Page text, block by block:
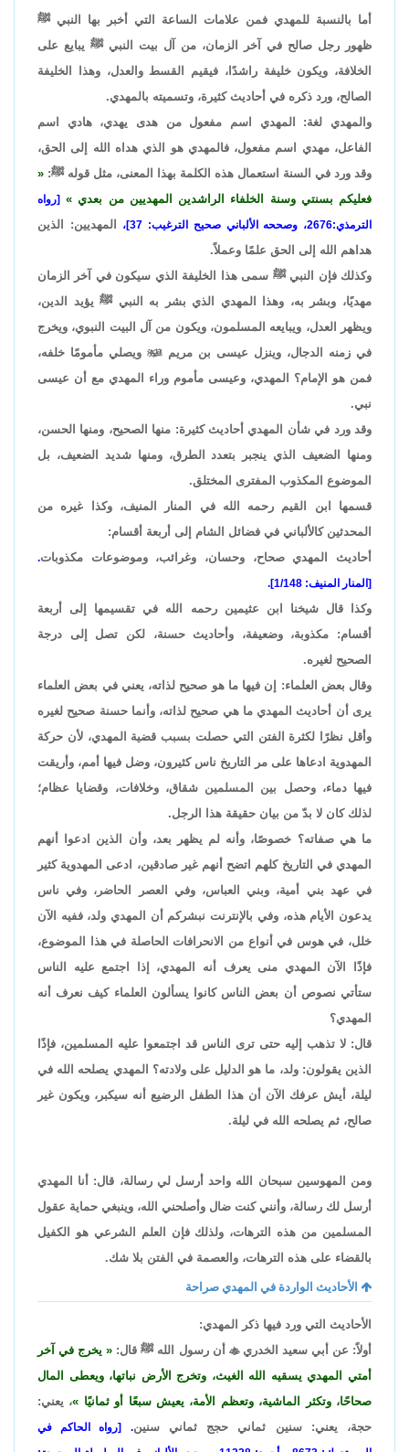
أما بالنسبة للمهدي فمن علامات الساعة التي أخبر بها النبي ﷺ
ظهور رجل صالح في آخر الزمان، من آل بيت النبي ﷺ يبايع على
الخلافة، ويكون خليفة راشدًا، فيقيم القسط والعدل، وهذا الخليفة
الصالح، ورد ذكره في أحاديث كثيرة، وتسميته بالمهدي.
والمهدي لغة: المهدي اسم مفعول من هدى يهدي، هادي اسم
الفاعل، مهدي اسم مفعول، فالمهدي هو الذي هداه الله إلى الحق،
وقد ورد في السنة استعمال هذه الكلمة بهذا المعنى، مثل قوله ﷺ:
فعليكم بسنتي وسنة الخلفاء الراشدين المهديين من بعدي
[رواه
الترمذي:2676، وصححه الألباني صحيح الترغيب: 37]،
المهديين: الذين
هداهم الله إلى الحق علمًا وعملاً.
وكذلك فإن النبي ﷺ سمى هذا الخليفة الذي سيكون في آخر الزمان
مهديًا، وبشر به، وهذا المهدي الذي بشر به النبي ﷺ يؤيد الدين،
ويظهر العدل، ويبايعه المسلمون، ويكون من آل البيت النبوي، ويخرج
في زمنه الدجال، وينزل عيسى بن مريم  ويصلي مأمومًا خلفه،
فمن هو الإمام؟ المهدي، وعيسى مأموم وراء المهدي مع أن عيسى
نبي.
وقد ورد في شأن المهدي أحاديث كثيرة: منها الصحيح، ومنها الحسن،
ومنها الضعيف الذي ينجبر بتعدد الطرق، ومنها شديد الضعيف، بل
الموضوع المكذوب المفترى المختلق.
قسمها ابن القيم رحمه الله في المنار المنيف، وكذا غيره من
المحدثين كالألباني في فضائل الشام إلى أربعة أقسام:
أحاديث المهدي صحاح، وحسان، وغرائب، وموضوعات مكذوبات.
[المنار المنيف: 1/148].
وكذا قال شيخنا ابن عثيمين رحمه الله في تقسيمها إلى أربعة
أقسام: مكذوبة، وضعيفة، وأحاديث حسنة، لكن تصل إلى درجة
الصحيح لغيره.
وقال بعض العلماء: إن فيها ما هو صحيح لذاته، يعني في بعض العلماء
يرى أن أحاديث المهدي ما هي صحيح لذاته، وأنما حسنة صحيح لغيره
وأقل نظرًا لكثرة الفتن التي حصلت بسبب قضية المهدي، لأن حركة
المهدوية ادعاها على مر التاريخ ناس كثيرون، وضل فيها أمم، وأريقت
فيها دماء، وحصل بين المسلمين شقاق، وخلافات، وقضايا عظام؛
لذلك كان لا بدّ من بيان حقيقة هذا الرجل.
ما هي صفاته؟ خصوصًا، وأنه لم يظهر بعد، وأن الذين ادعوا أنهم
المهدي في التاريخ كلهم اتضح أنهم غير صادقين، ادعى المهدوية كثير
في عهد بني أمية، وبني العباس، وفي العصر الحاضر، وفي ناس
يدعون الأيام هذه، وفي بالإنترنت نبشركم أن المهدي ولد، ففيه الآن
خلل، في هوس في أنواع من الانحرافات الحاصلة في هذا الموضوع،
فإذًا الآن المهدي منى يعرف أنه المهدي، إذا اجتمع عليه الناس
ستأتي نصوص أن بعض الناس كانوا يسألون العلماء كيف نعرف أنه
المهدي؟
قال: لا تذهب إليه حتى ترى الناس قد اجتمعوا عليه المسلمين، فإذًا
الذين يقولون: ولد، ما هو الدليل على ولادته؟ المهدي يصلحه الله في
ليلة، أيش عرفك الآن أن هذا الطفل الرضيع أنه سيكبر، ويكون غير
صالح، ثم يصلحه الله في ليلة.
ومن المهوسين سبحان الله واحد أرسل لي رسالة، قال: أنا المهدي
أرسل لك رسالة، وأنني كنت ضال وأصلحني الله، وينبغي حماية عقول
المسلمين من هذه الترهات، ولذلك فإن العلم الشرعي هو الكفيل
بالقضاء على هذه الترهات، والعصمة في الفتن بلا شك.
الأحاديث الواردة في المهدي صراحة
الأحاديث التي ورد فيها ذكر المهدي:
أولاً: عن أبي سعيد الخدري أن رسول الله ﷺ قال:
يخرج في آخر
أمتي المهدي يسقيه الله الغيث، وتخرج الأرض نباتها، ويعطى المال
صحاحًا، وتكثر الماشية، وتعظم الأمة، يعيش سبعًا أو ثمانيًا
، يعني:
حجة، يعني: سنين ثماني حجج ثماني سنين. [رواه الحاكم في